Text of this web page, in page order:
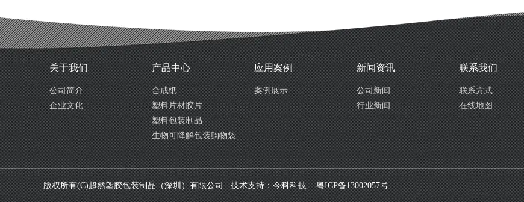
关于我们
公司简介
企业文化
产品中心
合成纸
塑料片材胶片
塑料包装制品
生物可降解包装购物袋
应用案例
案例展示
新闻资讯
公司新闻
行业新闻
联系我们
联系方式
在线地图
版权所有(C)超然塑胶包装制品（深圳）有限公司 技术支持：今科科技 粤ICP备13002057号